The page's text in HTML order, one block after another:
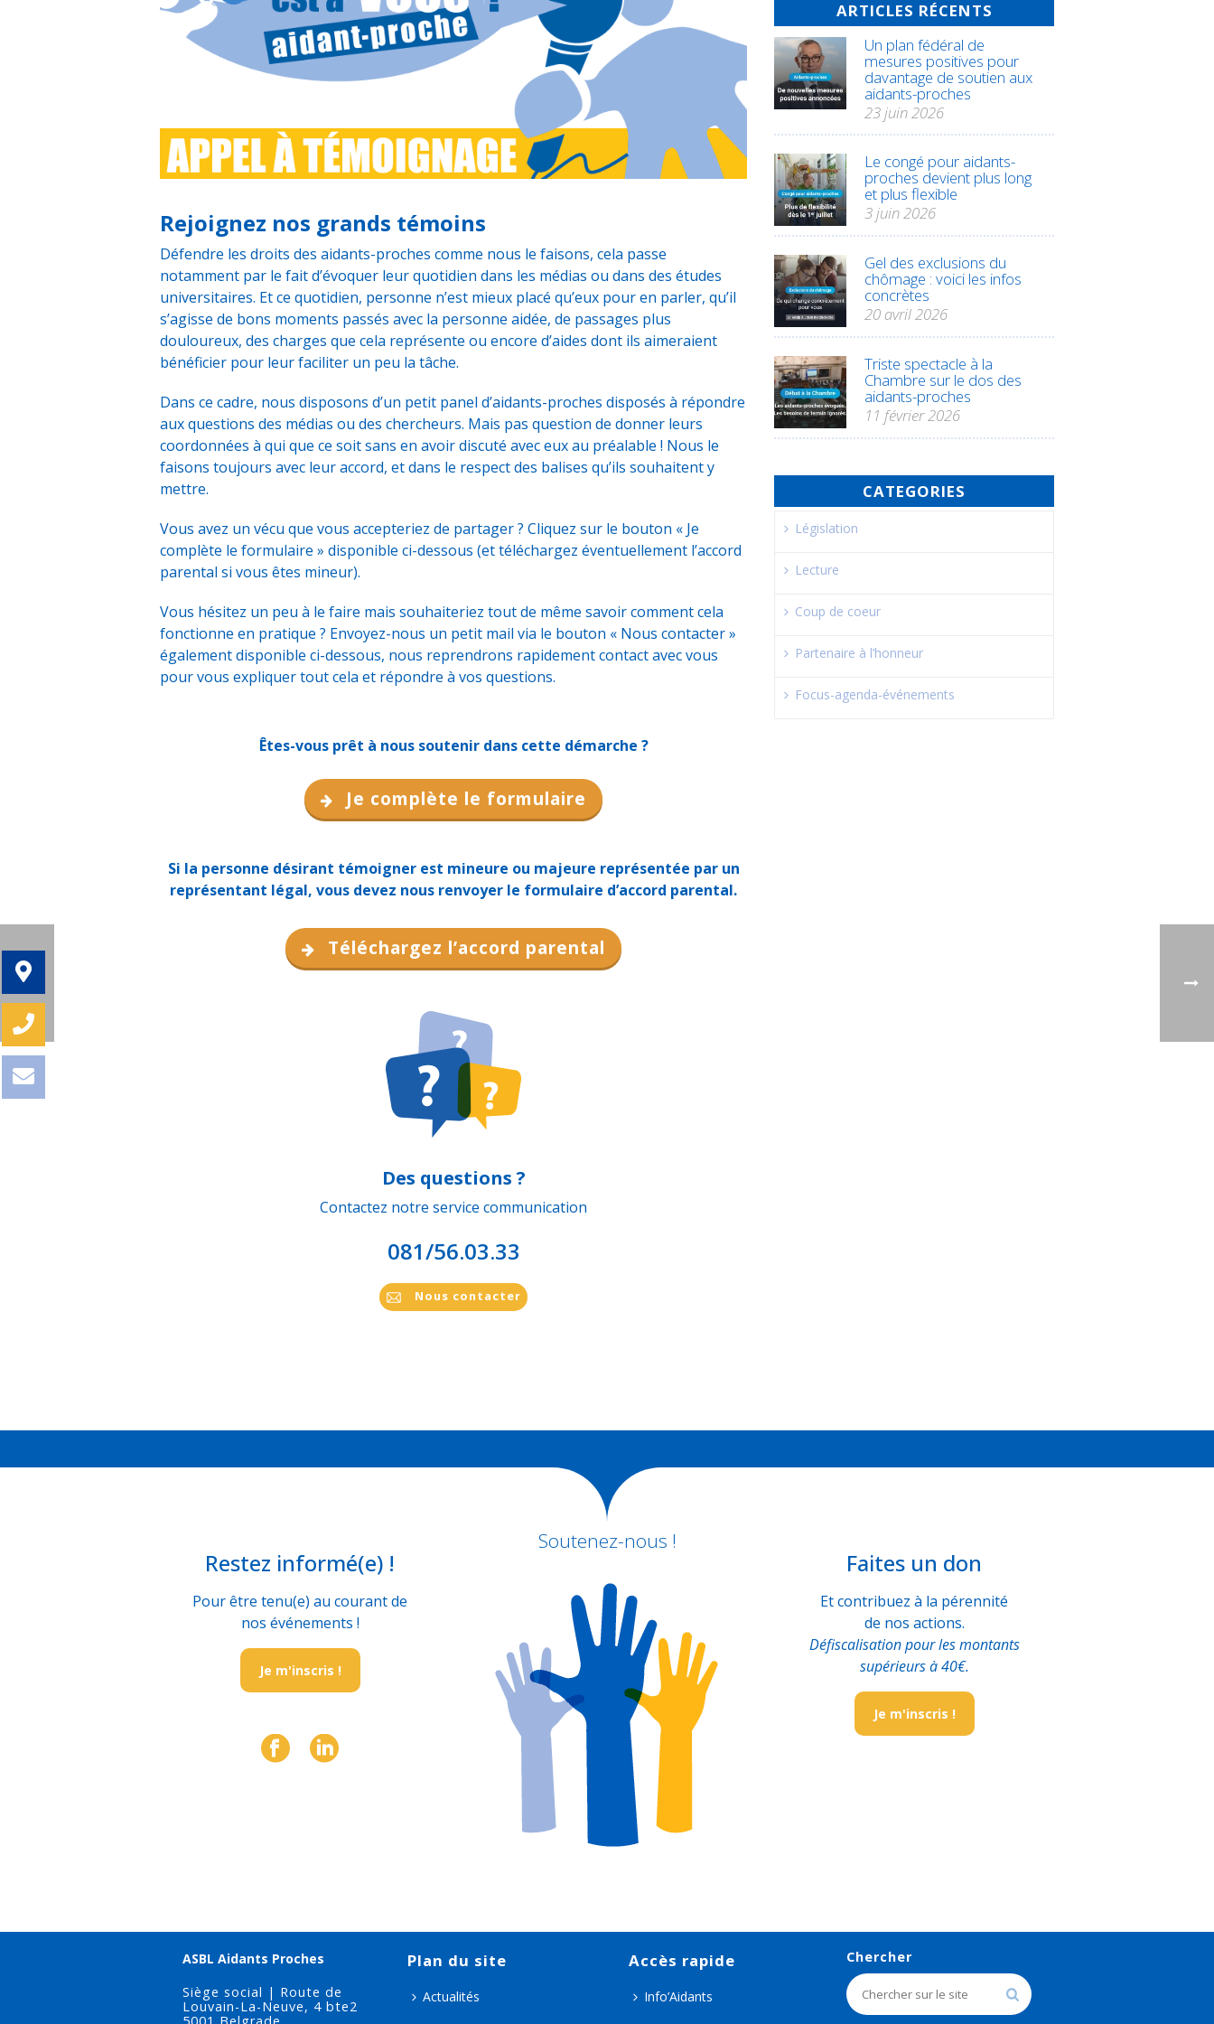
Rejoignez nos grands témoins
Défendre les droits des aidants-proches comme nous le faisons, cela passe
notamment par le fait d’évoquer leur quotidien dans les médias ou dans des études
universitaires. Et ce quotidien, personne n’est mieux placé qu’eux pour en parler, qu’il
s’agisse de bons moments passés avec la personne aidée, de passages plus
douloureux, des charges que cela représente ou encore d’aides dont ils aimeraient
bénéficier pour leur faciliter un peu la tâche.
Dans ce cadre, nous disposons d’un petit panel d’aidants-proches disposés à répondre
aux questions des médias ou des chercheurs. Mais pas question de donner leurs
coordonnées à qui que ce soit sans en avoir discuté avec eux au préalable ! Nous le
faisons toujours avec leur accord, et dans le respect des balises qu’ils souhaitent y
mettre.
Vous avez un vécu que vous accepteriez de partager ? Cliquez sur le bouton « Je
complète le formulaire » disponible ci-dessous (et téléchargez éventuellement l’accord
parental si vous êtes mineur).
Vous hésitez un peu à le faire mais souhaiteriez tout de même savoir comment cela
fonctionne en pratique ? Envoyez-nous un petit mail via le bouton « Nous contacter »
également disponible ci-dessous, nous reprendrons rapidement contact avec vous
pour vous expliquer tout cela et répondre à vos questions.
Êtes-vous prêt à nous soutenir dans cette démarche ?
Je complète le formulaire
Si la personne désirant témoigner est mineure ou majeure représentée par un
représentant légal, vous devez nous renvoyer le formulaire d’accord parental.
Téléchargez l’accord parental
Des questions ?
Contactez notre service communication
081/56.03.33
Nous contacter
ARTICLES RÉCENTS
Un plan fédéral de
mesures positives pour
davantage de soutien aux
aidants-proches
23 juin 2026
Le congé pour aidants-
proches devient plus long
et plus flexible
3 juin 2026
Gel des exclusions du
chômage : voici les infos
concrètes
20 avril 2026
Triste spectacle à la
Chambre sur le dos des
aidants-proches
11 février 2026
CATEGORIES
Législation
Lecture
Coup de coeur
Partenaire à l’honneur
Focus-agenda-événements
Restez informé(e) !
Pour être tenu(e) au courant de
nos événements !
Je m'inscris !
Soutenez-nous !
Faites un don
Et contribuez à la pérennité
de nos actions.
Défiscalisation pour les montants
supérieurs à 40€.
Je m'inscris !
ASBL Aidants Proches
Siège social | Route de
Louvain-La-Neuve, 4 bte2
5001 Belgrade
Plan du site
Actualités
Accès rapide
Info’Aidants
Chercher